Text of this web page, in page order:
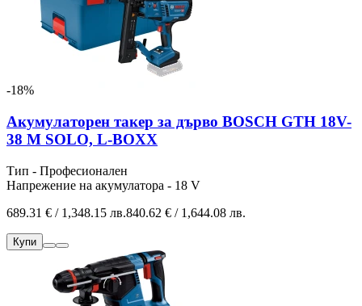
-18%
Акумулаторен такер за дърво BOSCH GTH 18V-
38 M SOLO, L-BOXX
Тип - Професионален
Напрежение на акумулатора - 18 V
689.31 € / 1,348.15 лв.840.62 € / 1,644.08 лв.
Купи